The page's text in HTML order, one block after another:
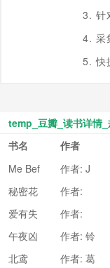
3. 针
4. 采
5. 快
temp_豆瓣_读书详情
书名
作者
Me Bef
作者: J
OJO M
OYES
秘密花
园
作者:
[英] 乔
汉娜·贝
斯福
爱有失
落时
作者:
[美] 马
修·奎克
午夜凶
铃
作者: 铃
木光司
北鸢
作者: 葛